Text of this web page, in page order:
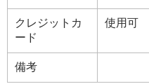
クレジットカ
ード
使用可
備考